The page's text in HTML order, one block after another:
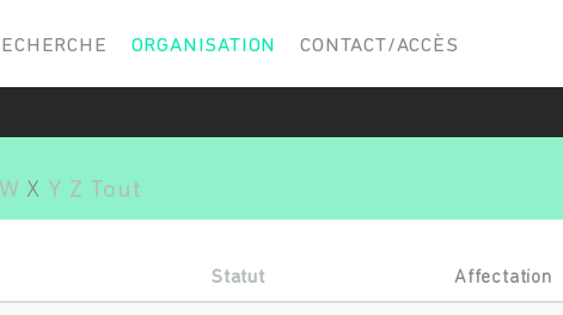
ORGANISATION CONTACT/ACCÈS
W X Y Z Tout
Statut Affectation